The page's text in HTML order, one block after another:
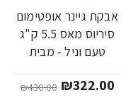
אבקת גיינר אופטימום
סיריוס מאס 5.5 ק"ג
טעם וניל - מבית
₪322.00
₪430.00